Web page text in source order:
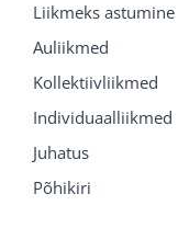
Liikmeks astumine
Auliikmed
Kollektiivliikmed
Individuaalliikmed
Juhatus
Põhikiri